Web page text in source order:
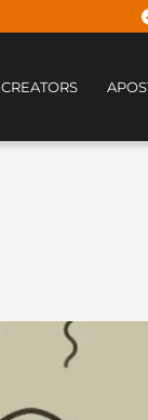
CREATORS